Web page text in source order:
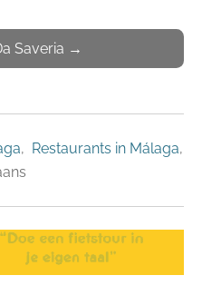
Saveria →
, Restaurants in Málaga,